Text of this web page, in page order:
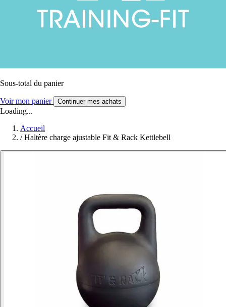
Sous-total du panier
Voir mon panier Continuer mes achats
Loading...
Accueil
/ Haltère charge ajustable Fit & Rack Kettlebell